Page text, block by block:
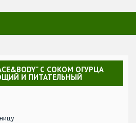
С СОКОМ ОГУРЦА
И ПИТАТЕЛЬНЫЙ